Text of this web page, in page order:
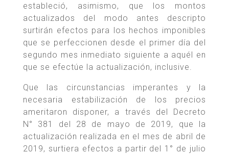
estableció, asimismo, que los montos
actualizados del modo antes descripto
surtirán efectos para los hechos imponibles
que se perfeccionen desde el primer día del
segundo mes inmediato siguiente a aquél en
que se efectúe la actualización, inclusive.
Que las circunstancias imperantes y la
necesaria estabilización de los precios
ameritaron disponer, a través del Decreto
N° 381 del 28 de mayo de 2019, que la
actualización realizada en el mes de abril de
2019, surtiera efectos a partir del 1° de julio